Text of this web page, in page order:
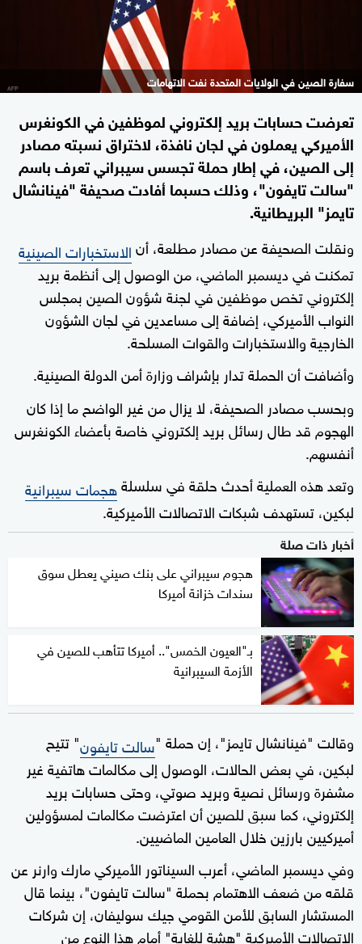
سفارة الصين في الولايات المتحدة نفت الاتهامات
تعرضت حسابات بريد إلكتروني لموظفين في الكونغرس
الأميركي يعملون في لجان نافذة، لاختراق نسبته مصادر
إلى الصين، في إطار حملة تجسس سيبراني تعرف باسم
"سالت تايفون"، وذلك حسبما أفادت صحيفة "فينانشال
تايمز" البريطانية.
ونقلت الصحيفة عن مصادر مطلعة، أنالاستخبارات الصينية
تمكنت في ديسمبر الماضي، من الوصول إلى أنظمة بريد
إلكتروني تخص موظفين في لجنة شؤون الصين بمجلس
النواب الأميركي، إضافة إلى مساعدين في لجان الشؤون
الخارجية والاستخبارات والقوات المسلحة.
وأضافت أن الحملة تدار بإشراف وزارة أمن الدولة الصينية.
وبحسب مصادر الصحيفة، لا يزال من غير الواضح ما إذا كان
الهجوم قد طال رسائل بريد إلكتروني خاصة بأعضاء الكونغرس
أنفسهم.
وتعد هذه العملية أحدث حلقة في سلسلةهجمات سيبرانية
لبكين، تستهدف شبكات الاتصالات الأميركية.
أخبار ذات صلة
هجوم سيبراني على بنك صيني يعطل سوق
سندات خزانة أميركا
بـ"العيون الخمس".. أميركا تتأهب للصين في
الأزمة السيبرانية
وقالت "فينانشال تايمز"، إن حملة "سالت تايفون" تتيح
لبكين، في بعض الحالات، الوصول إلى مكالمات هاتفية غير
مشفرة ورسائل نصية وبريد صوتي، وحتى حسابات بريد
إلكتروني، كما سبق للصين أن اعترضت مكالمات لمسؤولين
أميركيين بارزين خلال العامين الماضيين.
وفي ديسمبر الماضي، أعرب السيناتور الأميركي مارك وارنر عن
قلقه من ضعف الاهتمام بحملة "سالت تايفون"، بينما قال
المستشار السابق للأمن القومي جيك سوليفان، إن شركات
الاتصالات الأميركية "هشة للغاية" أمام هذا النوع من